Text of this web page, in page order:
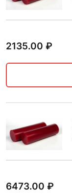
2135.00 ₽
6473.00 ₽